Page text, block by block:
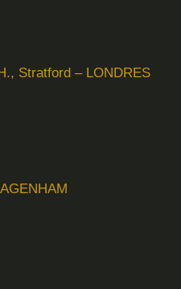
Stratford – LONDRES